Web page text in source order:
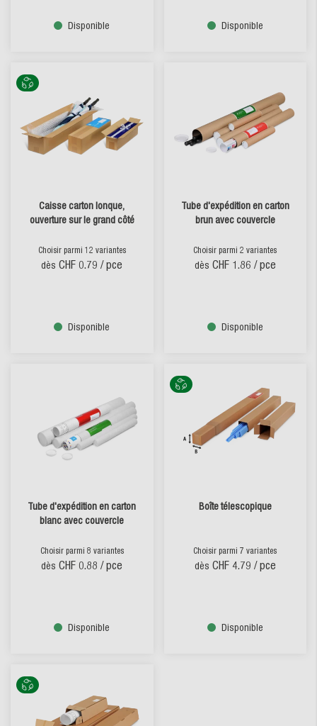
Disponible Disponible
Caisse carton lonque,
ouverture sur le grand côté
Choisir parmi 12 variantes
dès CHF 0.79 / pce
Disponible
Tube d'expédition en carton
brun avec couvercle
Choisir parmi 2 variantes
dès CHF 1.86 / pce
Disponible
Tube d'expédition en carton
blanc avec couvercle
Choisir parmi 8 variantes
dès CHF 0.88 / pce
Disponible
Boîte télescopique
Choisir parmi 7 variantes
dès CHF 4.79 / pce
Disponible